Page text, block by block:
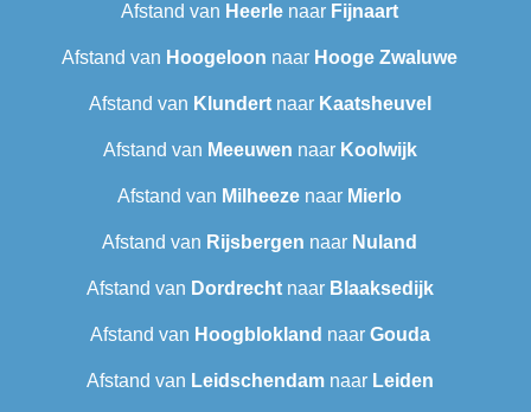
Afstand van Heerle naar Fijnaart
Afstand van Hoogeloon naar Hooge Zwaluwe
Afstand van Klundertnaar Kaatsheuvel
Afstand van Meeuwen naar Koolwijk
Afstand van Milheeze naar Mierlo
Afstand van Rijsbergen naar Nuland
Afstand van Dordrechtnaar Blaaksedijk
Afstand van Hoogblokland naar Gouda
Afstand van Leidschendamnaar Leiden